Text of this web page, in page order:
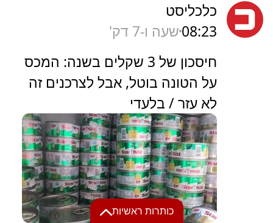
כותרות ראשיות
כלכליסט
08:23שעה ו-8 דק'
חיסכון של 3 שקלים בשנה: המכס
על הטונה בוטל, אבל לצרכנים זה
לא עזר / בלעדי